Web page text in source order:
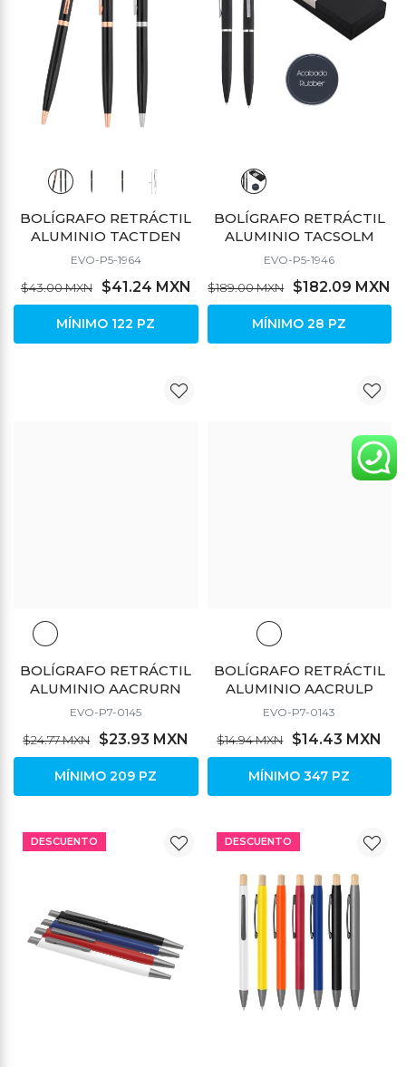
BOLÍGRAFO RETRÁCTIL
ALUMINIO TACTDEN
EVO-P5-1964
$43.00 MXN $41.24 MXN
MÍNIMO 122 PZ
BOLÍGRAFO RETRÁCTIL
ALUMINIO TACSOLM
EVO-P5-1946
$189.00 MXN $182.09 MXN
MÍNIMO 28 PZ
BOLÍGRAFO RETRÁCTIL
ALUMINIO AACRURN
EVO-P7-0145
$24.77 MXN $23.93 MXN
MÍNIMO 209 PZ
BOLÍGRAFO RETRÁCTIL
ALUMINIO AACRULP
EVO-P7-0143
$14.94 MXN $14.43 MXN
MÍNIMO 347 PZ
DESCUENTO DESCUENTO